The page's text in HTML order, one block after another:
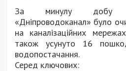
За минулу добу
«Дніпроводоканал» було
на каналізаційних
також усунуто 16
водопостачання.
Серед ключових: